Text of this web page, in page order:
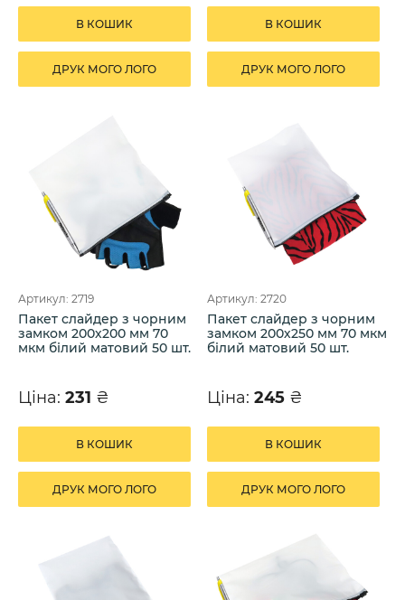
В КОШИК
ДРУК МОГО ЛОГО
В КОШИК
ДРУК МОГО ЛОГО
Артикул: 2719
Пакет слайдер з чорним
замком 200х200 мм 70
мкм білий матовий 50 шт.
Ціна: 231 ₴
В КОШИК
ДРУК МОГО ЛОГО
Артикул: 2720
Пакет слайдер з чорним
замком 200х250 мм 70 мкм
білий матовий 50 шт.
Ціна: 245 ₴
В КОШИК
ДРУК МОГО ЛОГО